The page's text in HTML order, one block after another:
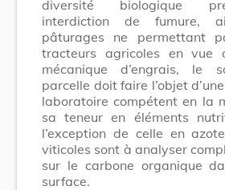
diversité biologique
interdiction de fumure,
pâturages ne permettant
tracteurs agricoles en vue
mécanique d’engrais, le
parcelle doit faire l’objet
laboratoire compétent en la
sa teneur en éléments
l’exception de celle en
viticoles sont à analyser
sur le carbone organique
surface.